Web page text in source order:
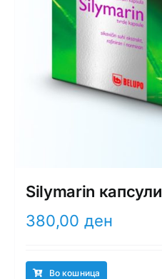
Silymarin капсули
380,00 ден
Во кошница